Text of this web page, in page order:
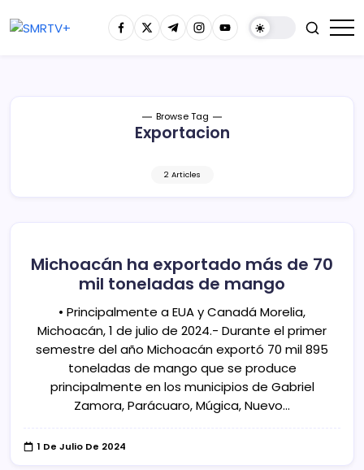
Browse Tag
Exportacion
2 Articles
Michoacán ha exportado más de 70
mil toneladas de mango
• Principalmente a EUA y Canadá Morelia,
Michoacán, 1 de julio de 2024.- Durante el primer
semestre del año Michoacán exportó 70 mil 895
toneladas de mango que se produce
principalmente en los municipios de Gabriel
Zamora, Parácuaro, Múgica, Nuevo…
1 De Julio De 2024